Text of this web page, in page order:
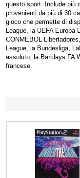
questo sport. Include più
provenienti da più di 30
gioco che permette di
League, la UEFA Europa
CONMEBOL
League, la Bundesliga,
assoluto, la Barclays FA
francese.